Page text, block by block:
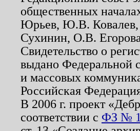
общественных
Юрьев, Ю.В.
Сухинин, О.В. Егорова
Свидетельство о
выдано Федеральной
и массовых
Российская
В 2006 г. проект
соответствии с ФЗ №